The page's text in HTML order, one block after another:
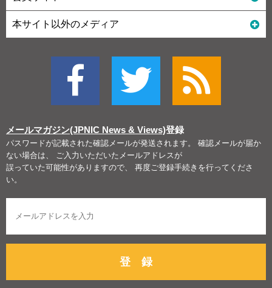
本サイト以外のメディア
メールマガジン(JPNIC News & Views)登録
パスワードが記載された確認メールが発送されます。 確認メールが届か
ない場合は、 ご入力いただいたメールアドレスが
誤っていた可能性がありますので、 再度ご登録手続きを行ってくださ
い。
登 録